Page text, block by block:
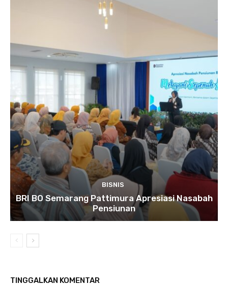
BISNIS
BRI BO Semarang Pattimura Apresiasi Nasabah
Pensiunan
TINGGALKAN KOMENTAR